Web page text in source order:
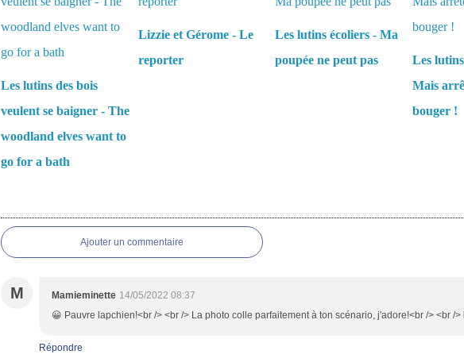
Les lutins des bois
veulent se baigner - The
woodland elves want to
go for a bath
Lizzie et Gérome - Le
reporter
Les lutins écoliers - Ma
poupée ne peut pas
Les
Mais
bouger !
Ajouter un commentaire
M Mamieminette 14/05/2022 08:37
😀 Pauvre lapchien!<br /> <br /> La photo colle parfaitement à ton scénario, j'adore!<br /> <br />
Répondre